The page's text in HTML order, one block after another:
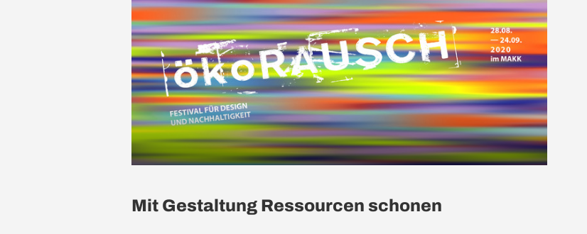
Mit Gestaltung Ressourcen schonen